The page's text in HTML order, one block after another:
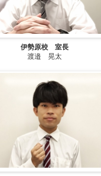
伊勢原校 室長
渡邉 晃太